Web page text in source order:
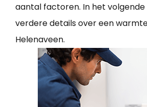
aantal factoren. In het volgende
verdere details over een
Helenaveen.